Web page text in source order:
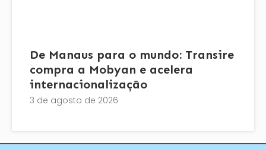
De Manaus para o mundo: Transire
compra a Mobyan e acelera
internacionalização
3 de agosto de 2026